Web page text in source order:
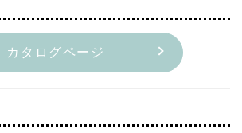
カタログページ